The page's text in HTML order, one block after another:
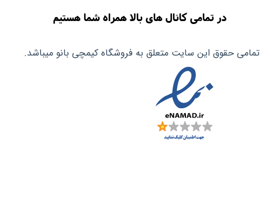
تمامی حقوق این سایت متعلق به فروشگاه کیمچی بانو میباشد.
در تمامی کانال های بالا همراه شما هستیم